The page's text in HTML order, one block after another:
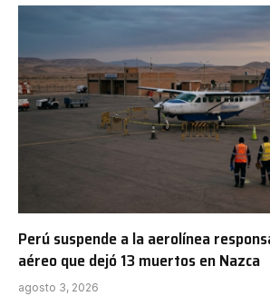
Perú suspende a la aerolínea
aéreo que dejó 13 muertos en Nazca
agosto 3, 2026